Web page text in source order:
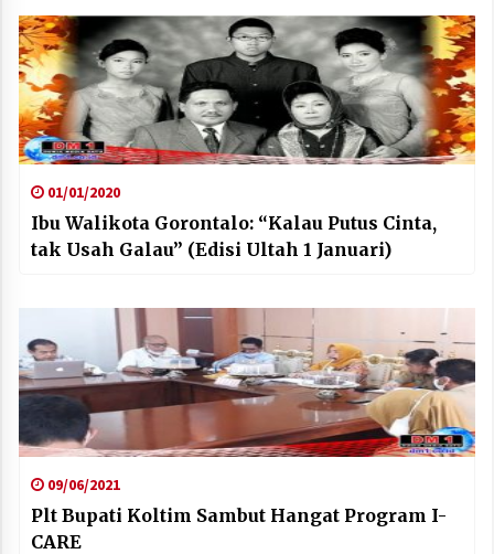
01/01/2020
Ibu Walikota Gorontalo: “Kalau Putus Cinta,
tak Usah Galau” (Edisi Ultah 1 Januari)
09/06/2021
Plt Bupati Koltim Sambut Hangat Program I-
CARE